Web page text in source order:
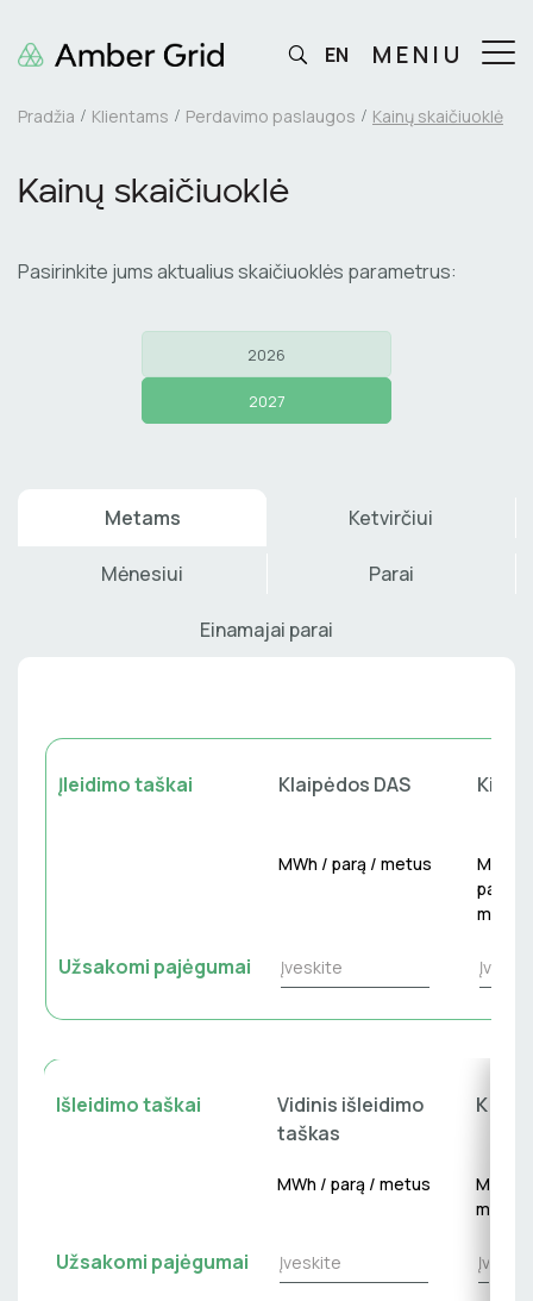
Pradžia Klientams Perdavimo paslaugos Kainų skaičiuoklė
Kainų skaičiuoklė
Pasirinkite jums aktualius skaičiuoklės parametrus:
2026
2027
Metams Ketvirčiui
Mėnesiui Parai
Einamajai parai
Įleidimo taškai Klaipėdos DAS
MWh / parą / metus
MWh /
parą /
metus
Užsakomi pajėgumai
Išleidimo taškai
Vidinis išleidimo
taškas
MWh / parą / metus
MWh /
metus
Užsakomi pajėgumai
EN MENIU